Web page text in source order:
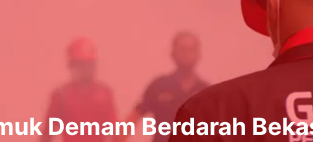
Demam Berdarah